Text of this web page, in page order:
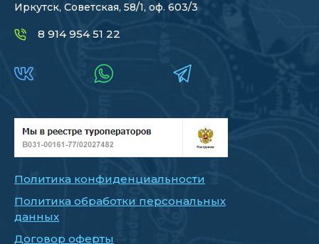
Иркутск, Советская, 58/1, оф. 603/3
8 914 954 51 22
Политика конфиденциальности
Политика обработки персональных
данных
Договор оферты